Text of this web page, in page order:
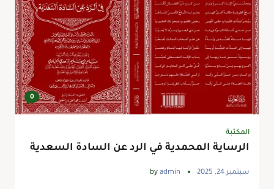
0
المكتبة
الرساية المحمدية في الرد عن السادة السعدية
سبتمبر 24, 2025 by admin